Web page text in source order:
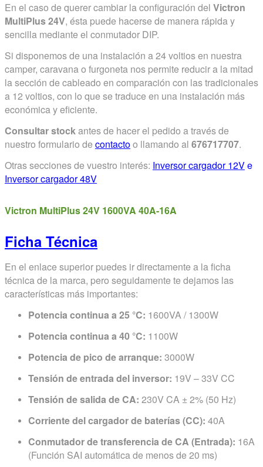
En el caso de querer cambiar la configuración del Victron
MultiPlus 24V, ésta puede hacerse de manera rápida y
sencilla mediante el conmutador DIP.
Si disponemos de una instalación a 24 voltios en nuestra
camper, caravana o furgoneta nos permite reducir a la mitad
la sección de cableado en comparación con las tradicionales
a 12 voltios, con lo que se traduce en una instalación más
económica y eficiente.
Consultar stockantes de hacer el pedido a través de
nuestro formulario de contactoo llamando al 676717707.
Otras secciones de vuestro interés: Inversor cargador 12Ve
Inversor cargador 48V
Victron MultiPlus 24V 1600VA 40A-16A
Ficha Técnica
En el enlace superior puedes ir directamente a la ficha
técnica de la marca, pero seguidamente te dejamos las
características más importantes:
Potencia continua a 25 °C: 1600VA / 1300W
Potencia continua a 40 °C: 1100W
Potencia de pico de arranque: 3000W
Tensión de entrada del inversor: 19V – 33V CC
Tensión de salida de CA: 230V CA ± 2% (50 Hz)
Corriente del cargador de baterías (CC): 40A
Conmutador de transferencia de CA (Entrada): 16A
(Función SAI automática de menos de 20 ms)